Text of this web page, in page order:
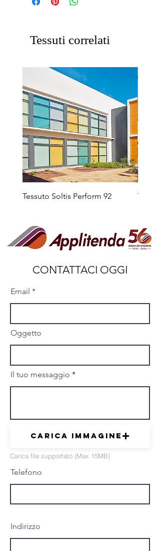
Tessuti correlati
Tessuto Soltis Perform 92
CONTATTACI OGGI
Email
Oggetto
Il tuo messaggio
Carica immagine
Carica file supportato (Max 15MB)
Telefono
Indirizzo